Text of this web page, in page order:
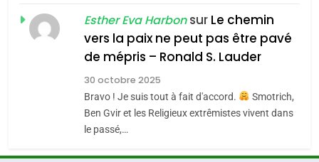
Accords d’Isaac:
l’alliance pourrait
s’étendre à 13 pays
d’Amérique latine
ISRAÉL JUDAISME
2025, l’année la plus
meurtrière selon le
Esther Eva Harbonsur Le chemin
vers la paix ne peut pas être pavé
de mépris – Ronald S. Lauder
30 octobre 2025
Bravo ! Je suis tout à fait d'accord.
Smotrich,
Ben Gvir et les Religieux extrêmistes vivent dans
le passé,…
JUDAISME
Maroc : Les amandes de
Tafraout, le miel de Tadla
Azilal consacrés produits
du terroir
DAFINA MAROC